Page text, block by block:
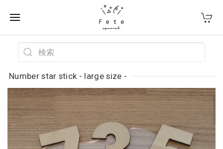
Number star stick - large size -